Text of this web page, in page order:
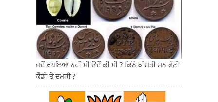
ਜਦੋਂ ਰੁਪਇਆ ਨਹੀਂ ਸੀ ਉਦੋਂ ਕੀ ਸੀ ? ਕਿੰਨੇ ਕੀਮਤੀ ਸਨ ਫੁੱਟੀ
ਕੌਡੀ ਤੇ ਦਮੜੀ ?